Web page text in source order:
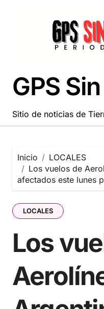
GPS
Sitio de noticias de
Inicio
LOCALES
Los vuelos de
afectados este lunes
LOCALES
Los